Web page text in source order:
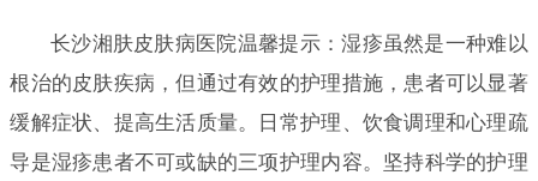
长沙湘肤皮肤病医院温馨提示：湿疹虽然是一种难以
根治的皮肤疾病，但通过有效的护理措施，患者可以显著
缓解症状、提高生活质量。日常护理、饮食调理和心理疏
导是湿疹患者不可或缺的三项护理内容。坚持科学的护理